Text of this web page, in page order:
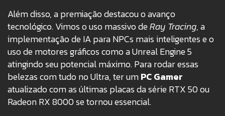
Além disso, a premiação destacou o avanço
tecnológico. Vimos o uso massivo deRay Tracing, a
implementação de IA para NPCs mais inteligentes e o
uso de motores gráficos como a Unreal Engine 5
atingindo seu potencial máximo. Para rodar essas
belezas com tudo no Ultra, ter umPC Gamer
atualizado com as últimas placas da série RTX 50 ou
Radeon RX 8000 se tornou essencial.